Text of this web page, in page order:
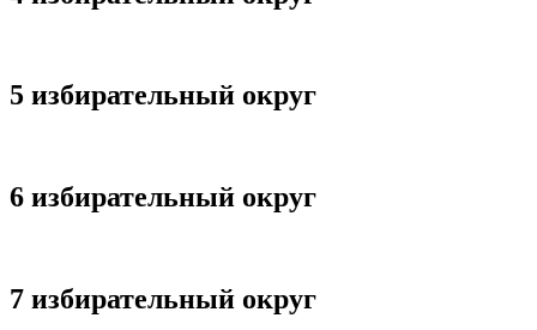
5 избирательный округ
6 избирательный округ
7 избирательный округ